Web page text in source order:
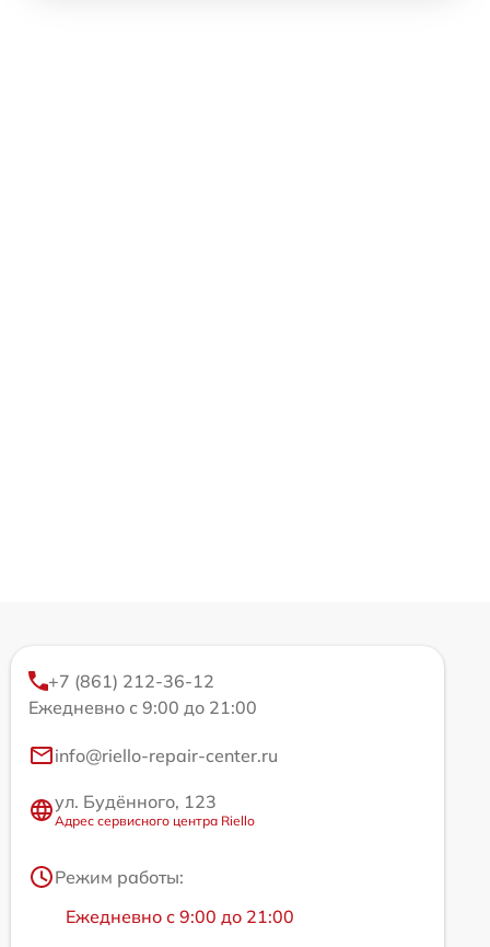
+7 (861) 212-36-12
Ежедневно с 9:00 до 21:00
info@riello-repair-center.ru
ул. Будённого, 123
Адрес сервисного центра Riello
Режим работы:
Ежедневно с 9:00 до 21:00